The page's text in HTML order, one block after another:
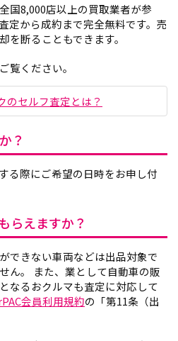
国8,000店以上の買取業者が参
定から成約まで完全無料です。売
を断ることもできます。
覧ください。
のセルフ査定とは？
？
る際にご希望の日時をお申し付
らえますか？
できない車両などは出品対象で
ん。 また、業として自動車の販
なるおクルマも査定に対応して
会員利用規約の「第11条（出